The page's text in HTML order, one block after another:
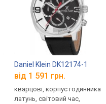
Daniel Klein DK12174-1
від 1 591 грн.
кварцові, корпус годинника
латунь, світовий час,